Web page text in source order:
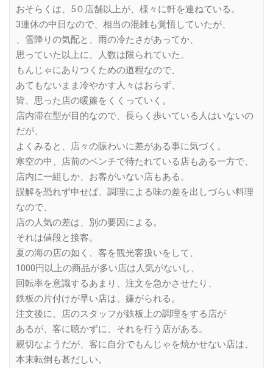
おそらくは、5０店舗以上が、様々に軒を連ねている。
3連休の中日なので、相当の混雑も覚悟していたが、
、雪降りの気配と、雨の冷たさがあってか、
思っていた以上に、人数は限られていた。
もんじゃにありつくための道程なので、
あてもないまま冷やかす人々はおらず、
皆、思った店の暖簾をくくっていく。
店内滞在型が目的なので、長らく歩いている人はいないの
だが、
よくみると、店々の賑わいに差がある事に気づく。
寒空の中、店前のベンチで待たれている店もある一方で、
店内に一組しか、お客がいない店もある。
誤解を恐れず申せば、調理による味の差を出しづらい料理
なので、
店の人気の差は、別の要因による。
それは値段と接客。
夏の海の店の如く、客を観光客扱いをして、
1000円以上の商品が多い店は人気がないし、
回転率を意識するあまり、注文を急かさせたり、
鉄板の片付けが早い店は、嫌がられる。
注文後に、店のスタッフが鉄板上の調理をする店が
あるが、客に聴かずに、それを行う店がある。
親切なようだが、客に自分でもんじゃを焼かせない店は、
本末転倒も甚だしい。